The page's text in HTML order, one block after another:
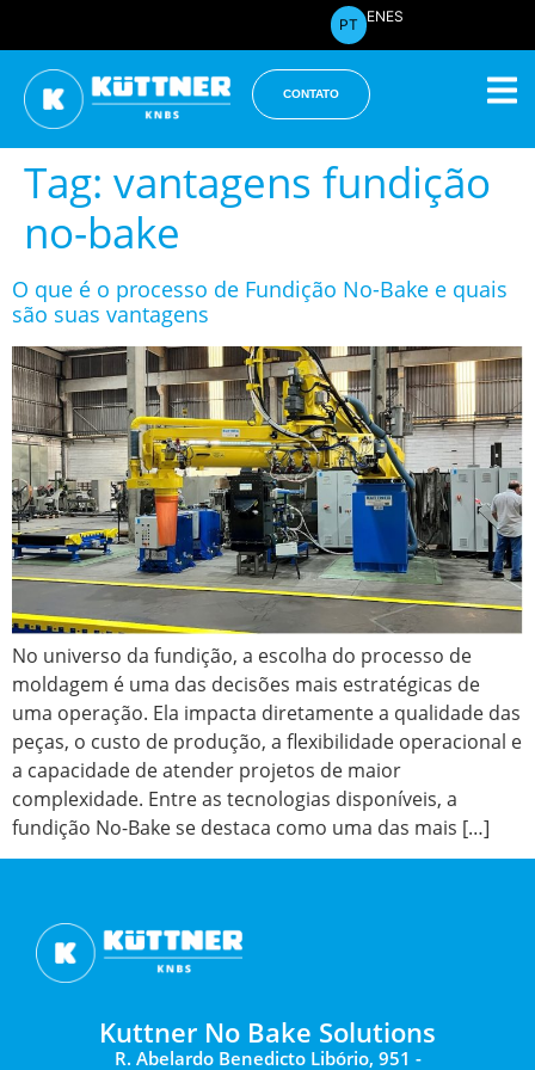
PT ENES
CONTATO
Tag: vantagens fundição
no-bake
O que é o processo de Fundição No-Bake e quais
são suas vantagens
No universo da fundição, a escolha do processo de
moldagem é uma das decisões mais estratégicas de
uma operação. Ela impacta diretamente a qualidade das
peças, o custo de produção, a flexibilidade operacional e
a capacidade de atender projetos de maior
complexidade. Entre as tecnologias disponíveis, a
fundição No-Bake se destaca como uma das mais […]
Kuttner No Bake Solutions
R. Abelardo Benedicto Libório, 951 -